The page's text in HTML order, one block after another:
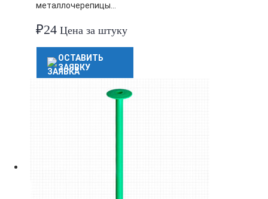
металлочерепицы…
₽24 Цена за штуку
ОСТАВИТЬ
ЗАЯВКУ